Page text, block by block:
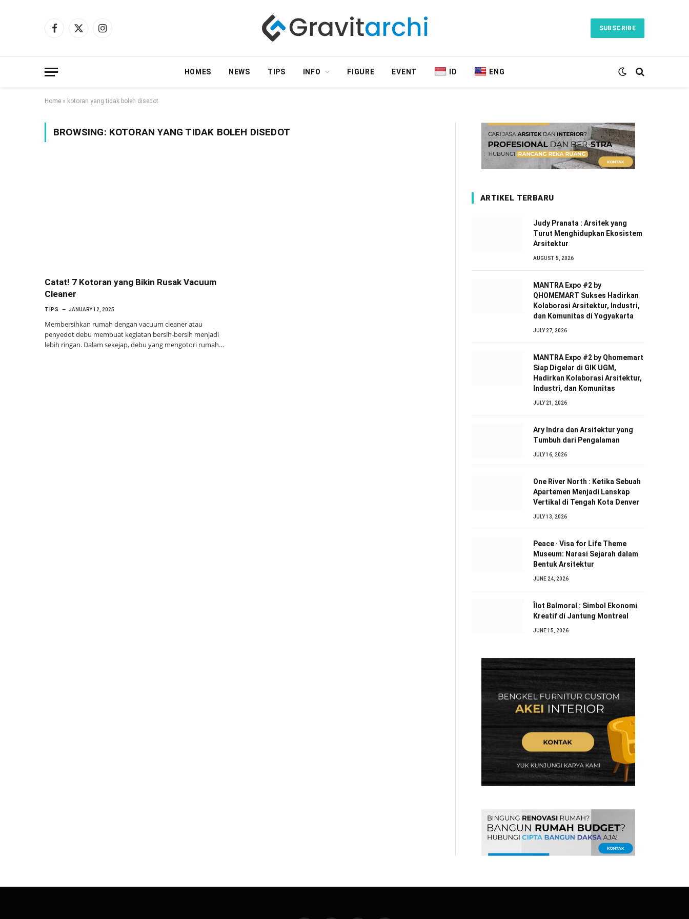
Facebook
X
Instagram SUBSCRIBE
HOMES NEWS TIPS INFO FIGURE EVENT ID ENG
Home » kotoran yang tidak boleh disedot
BROWSING: KOTORAN YANG TIDAK BOLEH DISEDOT
Catat! 7 Kotoran yang Bikin Rusak Vacuum
Cleaner
TIPS JANUARY 12, 2025
Membersihkan rumah dengan vacuum cleaner atau
penyedot debu membuat kegiatan bersih-bersih menjadi
lebih ringan. Dalam sekejap, debu yang mengotori rumah…
ARTIKEL TERBARU
Judy Pranata : Arsitek yang
Turut Menghidupkan Ekosistem
Arsitektur
AUGUST 5, 2026
MANTRA Expo #2 by
QHOMEMART Sukses Hadirkan
Kolaborasi Arsitektur, Industri,
dan Komunitas di Yogyakarta
JULY 27, 2026
MANTRA Expo #2 by Qhomemart
Siap Digelar di GIK UGM,
Hadirkan Kolaborasi Arsitektur,
Industri, dan Komunitas
JULY 21, 2026
Ary Indra dan Arsitektur yang
Tumbuh dari Pengalaman
JULY 16, 2026
One River North : Ketika Sebuah
Apartemen Menjadi Lanskap
Vertikal di Tengah Kota Denver
JULY 13, 2026
Peace · Visa for Life Theme
Museum: Narasi Sejarah dalam
Bentuk Arsitektur
JUNE 24, 2026
Îlot Balmoral : Simbol Ekonomi
Kreatif di Jantung Montreal
JUNE 15, 2026